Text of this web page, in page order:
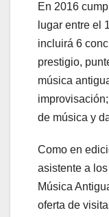
En 2016
lugar entre el
incluirá 6
prestigio,
música
de música y
Como en
asistente a
Música
oferta de